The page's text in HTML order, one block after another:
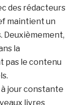
des rédacteurs
maintient un
Deuxièmement,
la
pas le contenu
jour constante
livres